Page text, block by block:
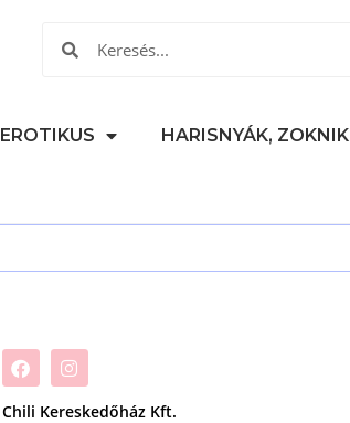
EROTIKUS HARISNYÁK, ZOKNIK
Chili Kereskedőház Kft.